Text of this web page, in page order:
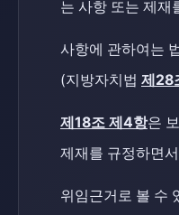
는 사항 또는 제재
사항에 관하여는
(지방자치법 제28
제18조 제4항은
제재를 규정하면
위임근거로 볼 수